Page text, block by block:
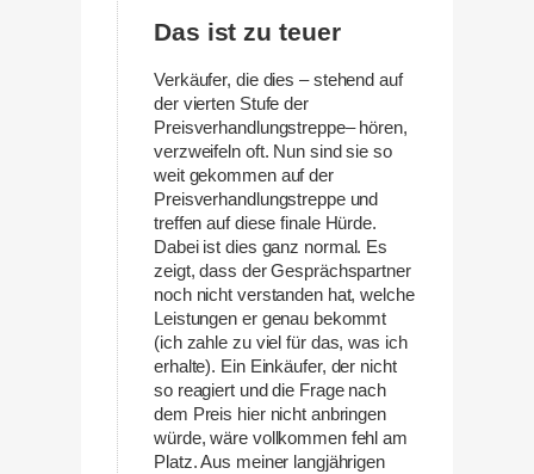
Das ist zu teuer
Verkäufer, die dies – stehend auf
der vierten Stufe der
Preisverhandlungstreppe– hören,
verzweifeln oft. Nun sind sie so
weit gekommen auf der
Preisverhandlungstreppe und
treffen auf diese finale Hürde.
Dabei ist dies ganz normal. Es
zeigt, dass der Gesprächspartner
noch nicht verstanden hat, welche
Leistungen er genau bekommt
(ich zahle zu viel für das, was ich
erhalte). Ein Einkäufer, der nicht
so reagiert und die Frage nach
dem Preis hier nicht anbringen
würde, wäre vollkommen fehl am
Platz. Aus meiner langjährigen